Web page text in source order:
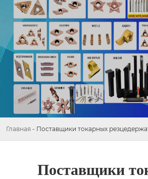
Главная - Поставщики токарных
Поставщики